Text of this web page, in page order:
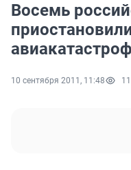
Восемь
10 сентября 2011, 11:48